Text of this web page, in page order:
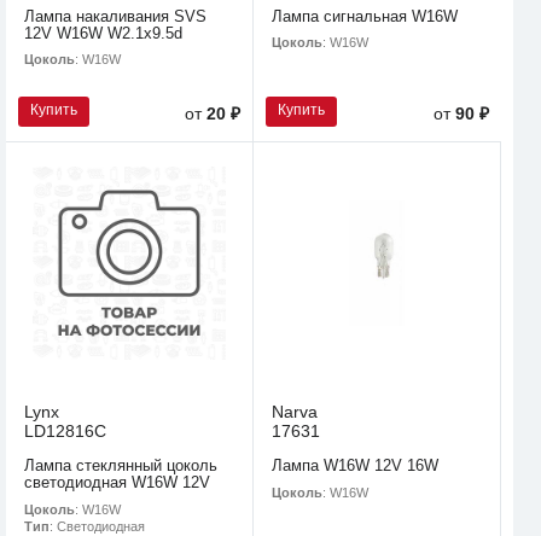
Лампа накаливания SVS
12V W16W W2.1х9.5d
Цоколь: W16W
Купить от20 ₽
Лампа сигнальная W16W
Цоколь: W16W
Купить от90 ₽
Lynx
LD12816C
Лампа стеклянный цоколь
светодиодная W16W 12V
Цоколь: W16W
Тип: Светодиодная
Narva
17631
Лампа W16W 12V 16W
Цоколь: W16W